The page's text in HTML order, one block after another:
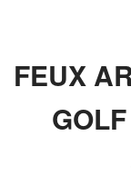
FEUX